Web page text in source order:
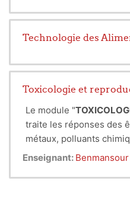
Technologie des
Toxicologie et
Le module "
traite les réponses des
métaux, polluants
couramment utilisés en
d'études éco-
Contenu de la matière :
- Les réponses
- La géno-toxicité et
Enseignant: